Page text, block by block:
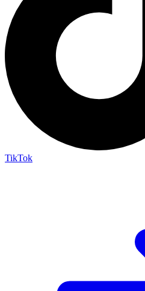
TikTok